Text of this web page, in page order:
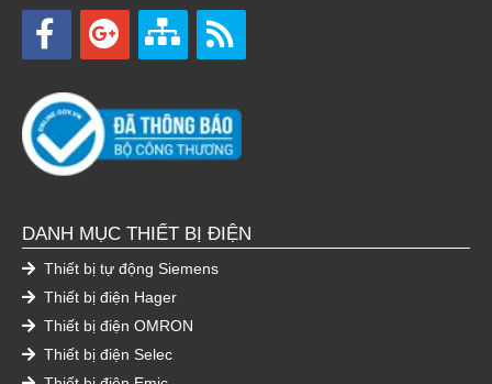
DANH MỤC THIẾT BỊ ĐIỆN
Thiết bị tự động Siemens
Thiết bị điện Hager
Thiết bị điện OMRON
Thiết bị điện Selec